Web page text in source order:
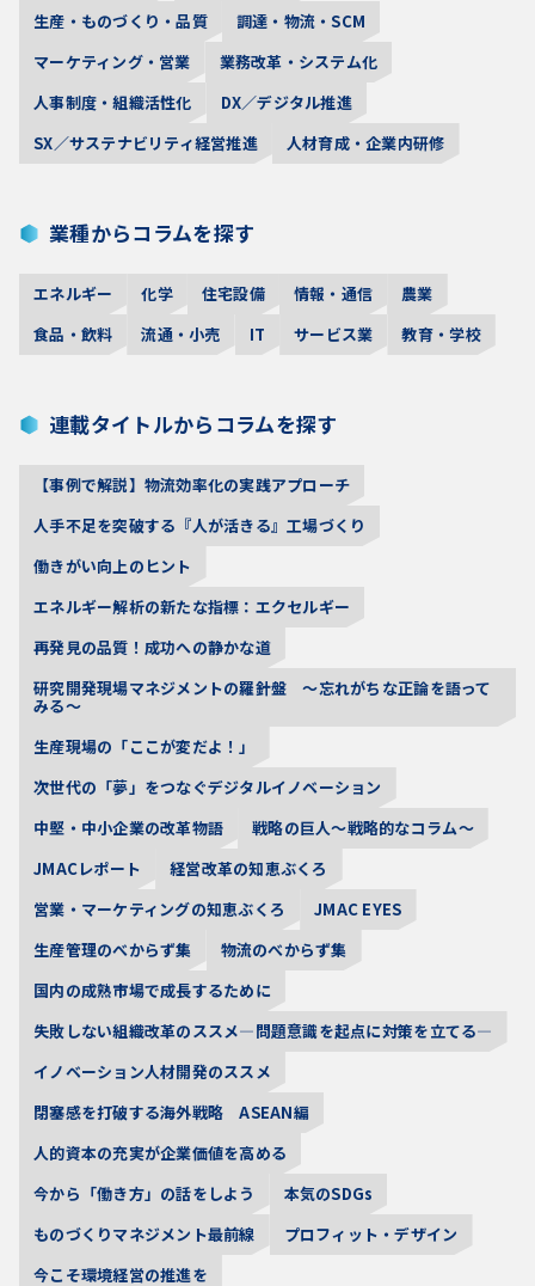
生産・ものづくり・品質
調達・物流・SCM
マーケティング・営業
業務改革・システム化
人事制度・組織活性化
DX／デジタル推進
SX／サステナビリティ経営推進
人材育成・企業内研修
業種からコラムを探す
エネルギー 化学 住宅設備 情報・通信
農業
食品・飲料
流通・小売 IT サービス業 教育・学校
連載タイトルからコラムを探す
【事例で解説】物流効率化の実践アプローチ
人手不足を突破する『人が活きる』工場づくり
働きがい向上のヒント
エネルギー解析の新たな指標：エクセルギー
再発見の品質！成功への静かな道
研究開発現場マネジメントの羅針盤 〜忘れがちな正論を語って
みる〜
生産現場の「ここが変だよ！」
次世代の「夢」をつなぐデジタルイノベーション
中堅・中小企業の改革物語
戦略の巨人～戦略的なコラム～
JMACレポート
経営改革の知恵ぶくろ
営業・マーケティングの知恵ぶくろ
JMAC EYES
生産管理のべからず集
物流のべからず集
国内の成熟市場で成長するために
失敗しない組織改革のススメ―問題意識を起点に対策を立てる―
イノベーション人材開発のススメ
閉塞感を打破する海外戦略 ASEAN編
人的資本の充実が企業価値を高める
今から「働き方」の話をしよう
本気のSDGs
ものづくりマネジメント最前線
プロフィット・デザイン
今こそ環境経営の推進を